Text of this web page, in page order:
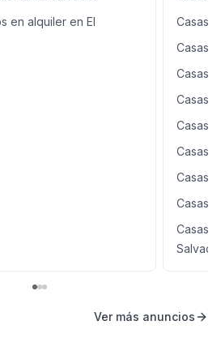
en alquiler en El
Casas
Casas
Casas
Casas
Casas
Casas
Casas
Casas
Casas
Ver más anuncios